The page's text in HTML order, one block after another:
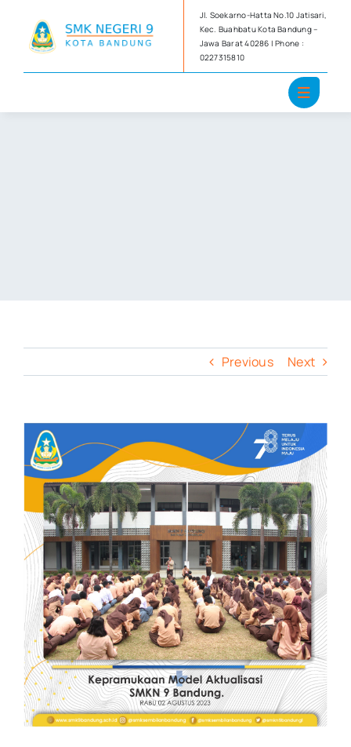
content
Jl. Soekarno-Hatta No.10 Jatisari,
Kec. Buahbatu Kota Bandung –
Jawa Barat 40286 | Phone :
0227315810
Previous Next
View
Larger
Image